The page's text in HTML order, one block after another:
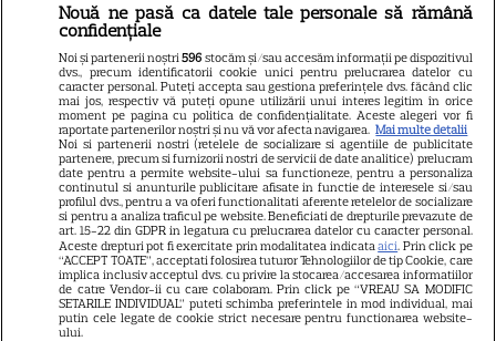
3
Panther. David Jonsson preia
moștenirea lui Chadwick
Boseman
7
VEDETE STRĂINE
Ryan Gosling este noul Ghost
Rider din Universul Marvel.
Anunțul făcut la Comic-Con i-
a entuziasmat pe fani
DISNEY PLUS
Nouă ne pasă ca datele tale personale să rămână
confidențiale
Noi și partenerii noștri596 stocăm și/sau accesăm informații pe dispozitivul
dvs., precum identificatorii cookie unici pentru prelucrarea datelor cu
caracter personal. Puteți accepta sau gestiona preferințele dvs. făcând clic
mai jos, respectiv vă puteți opune utilizării unui interes legitim în orice
moment pe pagina cu politica de confidențialitate. Aceste alegeri vor fi
raportate partenerilor noștri și nu vă vor afecta navigarea. Mai multe detalii
Noi si partenerii nostri (retelele de socializare si agentiile de publicitate
partenere, precum si furnizorii nostri de servicii de date analitice) prelucram
date pentru a permite website-ului sa functioneze, pentru a personaliza
continutul si anunturile publicitare afisate in functie de interesele si/sau
profilul dvs., pentru a va oferi functionalitati aferente retelelor de socializare
si pentru a analiza traficul pe website. Beneficiati de drepturile prevazute de
art. 15-22 din GDPR in legatura cu prelucrarea datelor cu caracter personal.
Aceste drepturi pot fi exercitate prin modalitatea indicataaici. Prin click pe
“ACCEPT TOATE”, acceptati folosirea tuturor Tehnologiilor de tip Cookie, care
implica inclusiv acceptul dvs. cu privire la stocarea/accesarea informatiilor
de catre Vendor-ii cu care colaboram. Prin click pe “VREAU SA MODIFIC
SETARILE INDIVIDUAL” puteti schimba preferintele in mod individual, mai
putin cele legate de cookie strict necesare pentru functionarea website-
ului.